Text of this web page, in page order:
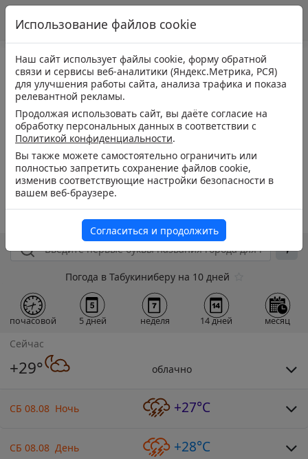
Погода в Табукиниберу на 10 дней
почасовой 5 дней неделя 14 дней месяц
Сейчас
+29° облачно
СБ 08.08 Ночь +27°C
СБ 08.08 День +28°C
Использование файлов cookie
Наш сайт использует файлы cookie, форму обратной
связи и сервисы веб-аналитики (Яндекс.Метрика, РСЯ)
для улучшения работы сайта, анализа трафика и показа
релевантной рекламы.
Продолжая использовать сайт, вы даёте согласие на
обработку персональных данных в соответствии с
Политикой конфиденциальности.
Вы также можете самостоятельно ограничить или
полностью запретить сохранение файлов cookie,
изменив соответствующие настройки безопасности в
вашем веб-браузере.
Согласиться и продолжить